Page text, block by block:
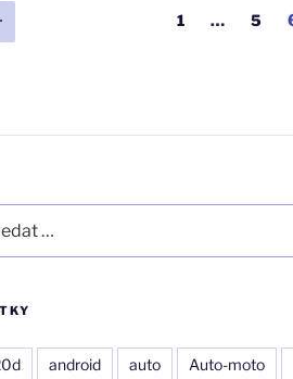
Předchozí
stránka
Stránka:
1 … 5
android auto Auto-moto